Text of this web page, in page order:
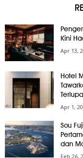
Kini
Apr 13,
Hotel
Apr 1,
Sou
dan
Feb 26,